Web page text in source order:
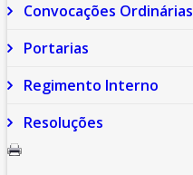
Convocações Ordinárias
Portarias
Regimento Interno
Resoluções